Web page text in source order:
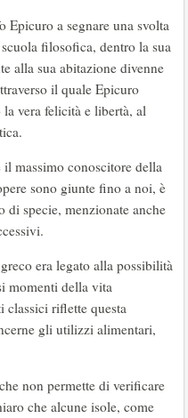
a segnare una svolta
filosofica, dentro la sua
alla sua abitazione divenne
il quale Epicuro
vera felicità e libertà, al
massimo conoscitore della
sono giunte fino a noi, è
di specie, menzionate anche
era legato alla possibilità
momenti della vita
classici riflette questa
gli utilizzi alimentari,
non permette di verificare
che alcune isole, come